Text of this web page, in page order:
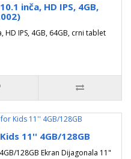
inča, HD IPS, 4GB,
HD IPS, 4GB, 64GB, crni tablet
11'' 4GB/128GB
128GB Ekran Dijagonala 11"